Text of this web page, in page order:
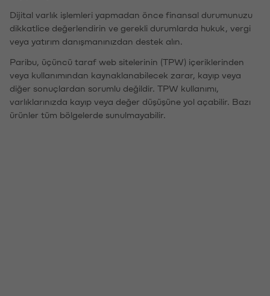
Dijital varlık işlemleri yapmadan önce finansal durumunuzu
dikkatlice değerlendirin ve gerekli durumlarda hukuk, vergi
veya yatırım danışmanınızdan destek alın.
Paribu, üçüncü taraf web sitelerinin (TPW) içeriklerinden
veya kullanımından kaynaklanabilecek zarar, kayıp veya
diğer sonuçlardan sorumlu değildir. TPW kullanımı,
varlıklarınızda kayıp veya değer düşüşüne yol açabilir. Bazı
ürünler tüm bölgelerde sunulmayabilir.